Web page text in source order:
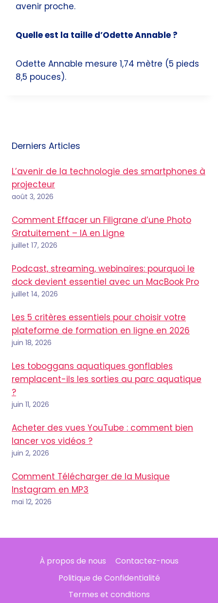
avenir proche.
Quelle est la taille d’Odette Annable ?
Odette Annable mesure 1,74 mètre (5 pieds
8,5 pouces).
Derniers Articles
L’avenir de la technologie des smartphones à
projecteur
août 3, 2026
Comment Effacer un Filigrane d’une Photo
Gratuitement – IA en Ligne
juillet 17, 2026
Podcast, streaming, webinaires: pourquoi le
dock devient essentiel avec un MacBook Pro
juillet 14, 2026
Les 5 critères essentiels pour choisir votre
plateforme de formation en ligne en 2026
juin 18, 2026
Les toboggans aquatiques gonflables
remplacent-ils les sorties au parc aquatique
?
juin 11, 2026
Acheter des vues YouTube : comment bien
lancer vos vidéos ?
juin 2, 2026
Comment Télécharger de la Musique
Instagram en MP3
mai 12, 2026
À propos de nous
Contactez-nous
Politique de Confidentialité
Termes et conditions